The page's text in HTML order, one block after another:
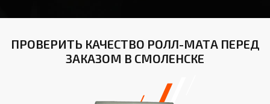
ПРОВЕРИТЬ КАЧЕСТВО РОЛЛ-МАТА ПЕРЕД
ЗАКАЗОМ В СМОЛЕНСКЕ